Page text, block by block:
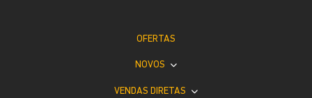
OFERTAS
NOVOS
VENDAS DIRETAS